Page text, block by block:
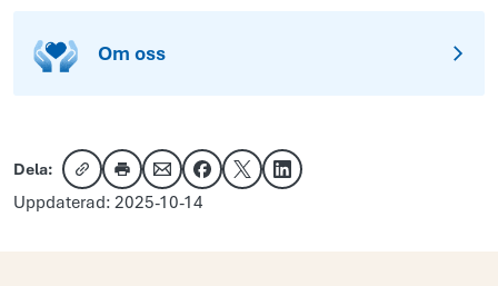
Om oss
Dela:
Kopiera länk
Skriv utDela via e-post
Dela på Facebook
Dela på XDela på LinkedIn
Uppdaterad: 2025-10-14